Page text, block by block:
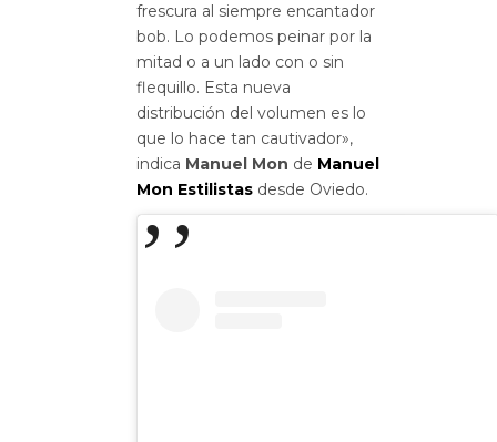
frescura al siempre encantador
bob. Lo podemos peinar por la
mitad o a un lado con o sin
flequillo. Esta nueva
distribución del volumen es lo
que lo hace tan cautivador»,
indica Manuel Mon de Manuel
Mon Estilistas desde Oviedo.